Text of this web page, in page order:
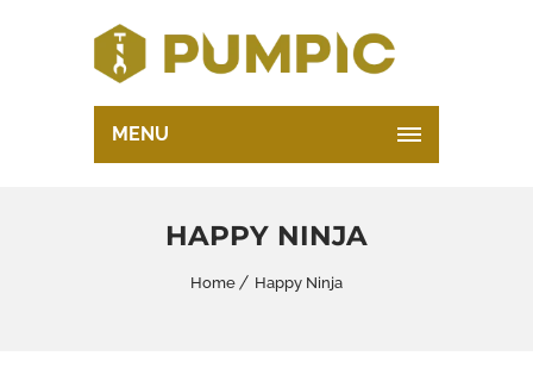
MENU
HAPPY NINJA
Home Happy Ninja